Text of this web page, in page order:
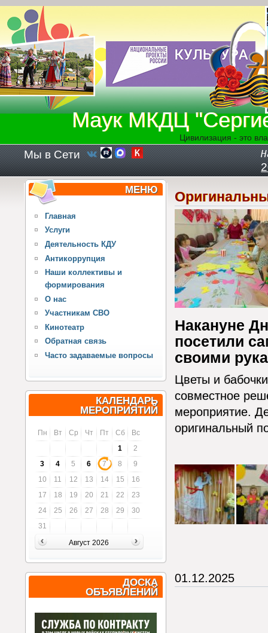
Перейти к основному содержанию
Маук МКДЦ
Цивилизация - это
Мы в Сети
МЕНЮ
Главная
Услуги
Деятельность КДУ
Антикоррупция
Наши коллективы и
формирования
О нас
Участникам СВО
Кинотеатр
Обратная связь
Часто задаваемые вопросы
КАЛЕНДАРЬ
МЕРОПРИЯТИЙ
Пн Вт Ср Чт Пт Сб
Вс
1
2
3
4 5 6 7 8
9
10
11 12 13 14 15
16
17
18 19 20 21 22
23
24
25 26 27 28 29
30
31
Август 2026
ДОСКА
ОБЪЯВЛЕНИЙ
Накануне
посетили
своими
Цветы и
совместное
мероприятие.
оригинальный
01.12.2025